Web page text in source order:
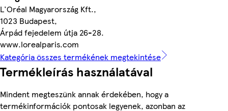
L'Oréal Magyarország Kft.,
1023 Budapest,
Árpád fejedelem útja 26-28.
www.lorealparis.com
Kategória összes termékének megtekintése
Termékleírás használatával
Mindent megteszünk annak érdekében, hogy a
termékinformációk pontosak legyenek, azonban az